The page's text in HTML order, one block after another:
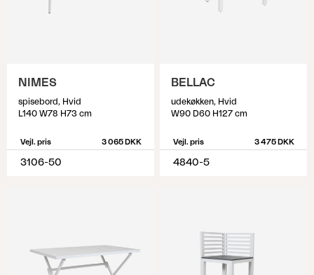
NIMES
spisebord, Hvid
L140 W78 H73 cm
Vejl. pris 3 065 DKK
3106-50
BELLAC
udekøkken, Hvid
W90 D60 H127 cm
Vejl. pris 3 475 DKK
4840-5